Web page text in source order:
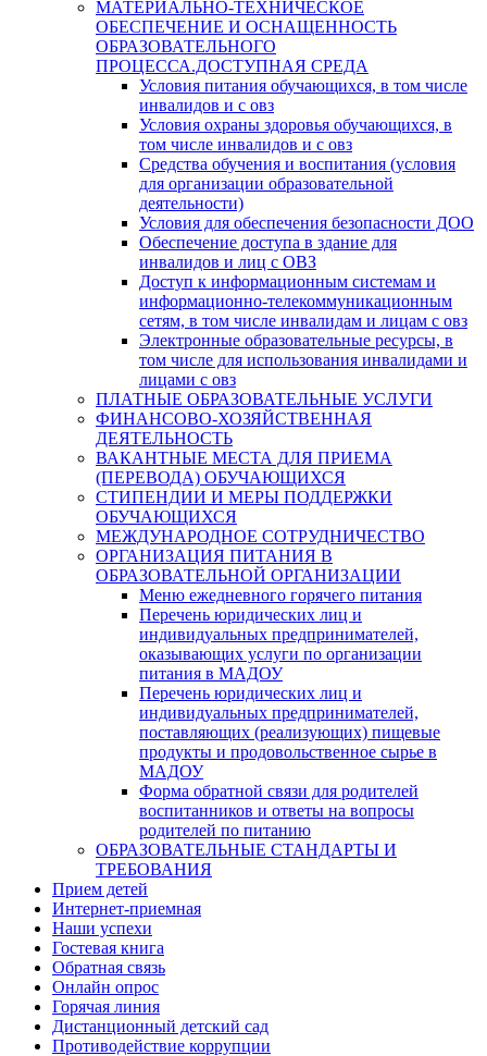
МАТЕРИАЛЬНО-ТЕХНИЧЕСКОЕ
ОБЕСПЕЧЕНИЕ И ОСНАЩЕННОСТЬ
ОБРАЗОВАТЕЛЬНОГО
ПРОЦЕССА.ДОСТУПНАЯ СРЕДА
Условия питания обучающихся, в том числе
инвалидов и с овз
Условия охраны здоровья обучающихся, в
том числе инвалидов и с овз
Средства обучения и воспитания (условия
для организации образовательной
деятельности)
Условия для обеспечения безопасности ДОО
Обеспечение доступа в здание для
инвалидов и лиц с ОВЗ
Доступ к информационным системам и
информационно-телекоммуникационным
сетям, в том числе инвалидам и лицам с овз
Электронные образовательные ресурсы, в
том числе для использования инвалидами и
лицами с овз
ПЛАТНЫЕ ОБРАЗОВАТЕЛЬНЫЕ УСЛУГИ
ФИНАНСОВО-ХОЗЯЙСТВЕННАЯ
ДЕЯТЕЛЬНОСТЬ
ВАКАНТНЫЕ МЕСТА ДЛЯ ПРИЕМА
(ПЕРЕВОДА) ОБУЧАЮЩИХСЯ
СТИПЕНДИИ И МЕРЫ ПОДДЕРЖКИ
ОБУЧАЮЩИХСЯ
МЕЖДУНАРОДНОЕ СОТРУДНИЧЕСТВО
ОРГАНИЗАЦИЯ ПИТАНИЯ В
ОБРАЗОВАТЕЛЬНОЙ ОРГАНИЗАЦИИ
Меню ежедневного горячего питания
Перечень юридических лиц и
индивидуальных предпринимателей,
оказывающих услуги по организации
питания в МАДОУ
Перечень юридических лиц и
индивидуальных предпринимателей,
поставляющих (реализующих) пищевые
продукты и продовольственное сырье в
МАДОУ
Форма обратной связи для родителей
воспитанников и ответы на вопросы
родителей по питанию
ОБРАЗОВАТЕЛЬНЫЕ СТАНДАРТЫ И
ТРЕБОВАНИЯ
Прием детей
Интернет-приемная
Наши успехи
Гостевая книга
Обратная связь
Онлайн опрос
Горячая линия
Дистанционный детский сад
Противодействие коррупции